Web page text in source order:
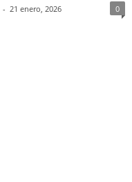
- 21 enero, 2026 0